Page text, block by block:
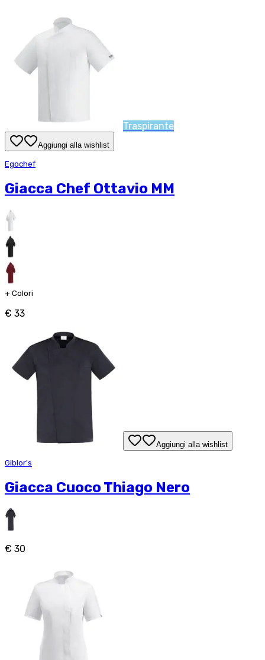
Traspirante
Aggiungi alla wishlist
Egochef
Giacca Chef Ottavio MM
+ Colori
€ 33
Aggiungi alla wishlist
Giblor's
Giacca Cuoco Thiago Nero
€ 30